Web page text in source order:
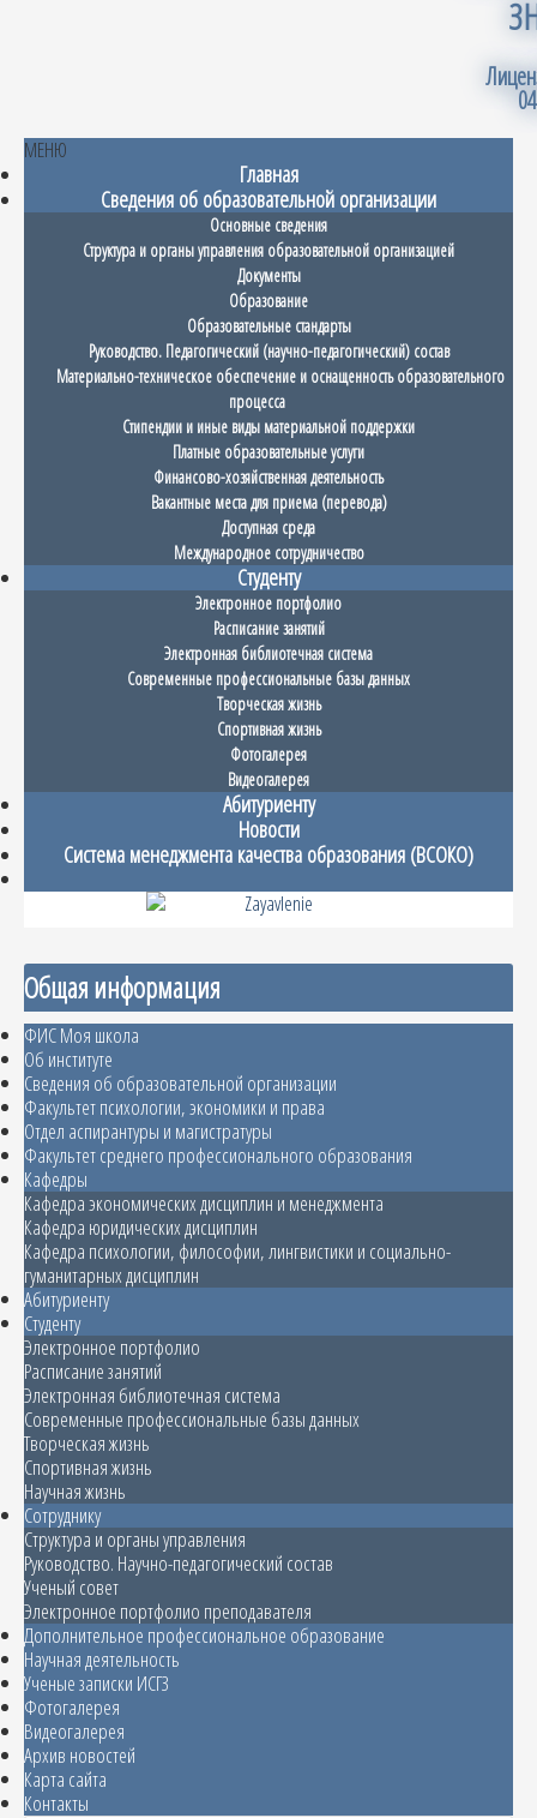
МЕНЮ
Главная
Сведения об образовательной организации
Основные сведения
Структура и органы управления образовательной организацией
Документы
Образование
Образовательные стандарты
Руководство. Педагогический (научно-педагогический) состав
Материально-техническое обеспечение и оснащенность образовательного
процесса
Стипендии и иные виды материальной поддержки
Платные образовательные услуги
Финансово-хозяйственная деятельность
Вакантные места для приема (перевода)
Доступная среда
Международное сотрудничество
Студенту
Электронное портфолио
Расписание занятий
Электронная библиотечная система
Современные профессиональные базы данных
Творческая жизнь
Спортивная жизнь
Фотогалерея
Видеогалерея
Абитуриенту
Новости
Система менеджмента качества образования (ВСОКО)
Общая информация
ФИС Моя школа
Об институте
Сведения об образовательной организации
Факультет психологии, экономики и права
Отдел аспирантуры и магистратуры
Факультет среднего профессионального образования
Кафедры
Кафедра экономических дисциплин и менеджмента
Кафедра юридических дисциплин
Кафедра психологии, философии, лингвистики и социально-
гуманитарных дисциплин
Абитуриенту
Студенту
Электронное портфолио
Расписание занятий
Электронная библиотечная система
Современные профессиональные базы данных
Творческая жизнь
Спортивная жизнь
Научная жизнь
Сотруднику
Структура и органы управления
Руководство. Научно-педагогический состав
Ученый совет
Электронное портфолио преподавателя
Дополнительное профессиональное образование
Научная деятельность
Ученые записки ИСГЗ
Фотогалерея
Видеогалерея
Архив новостей
Карта сайта
Контакты